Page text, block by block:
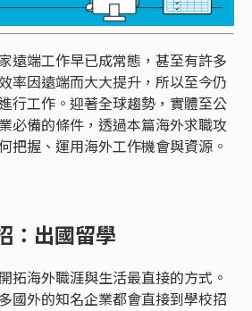
遠端工作早已成常態，甚至有許多
率因遠端而大大提升，所以至今仍
行工作。迎著全球趨勢，實體至公
必備的條件，透過本篇海外求職攻
把握、運用海外工作機會與資源。
：出國留學
拓海外職涯與生活最直接的方式。
國外的知名企業都會直接到學校招